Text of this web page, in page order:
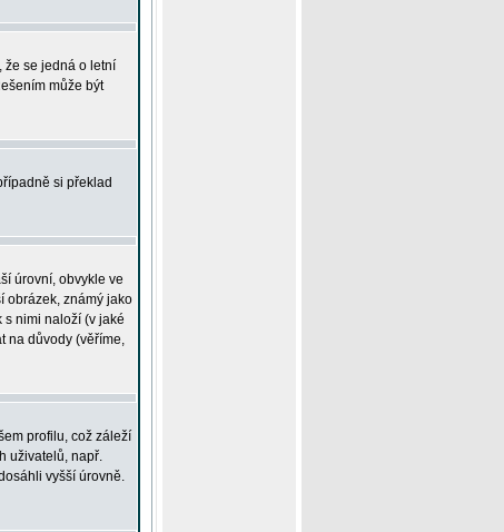
že se jedná o letní
může být
si překlad
úrovní, obvykle ve
obrázek, známý jako
s nimi naloží (v jaké
na důvody (věříme,
profilu, což záleží
uživatelů, např.
vyšší úrovně.